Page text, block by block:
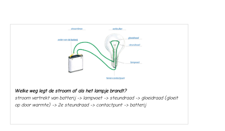
Welke weg legt de stroom af als het lampje brandt?
stroom vertrekt van batterij -> lampvoet -> steundraad -> gloeidraad (gloeit
op door warmte) -> 2e steundraad -> contactpunt -> batterij